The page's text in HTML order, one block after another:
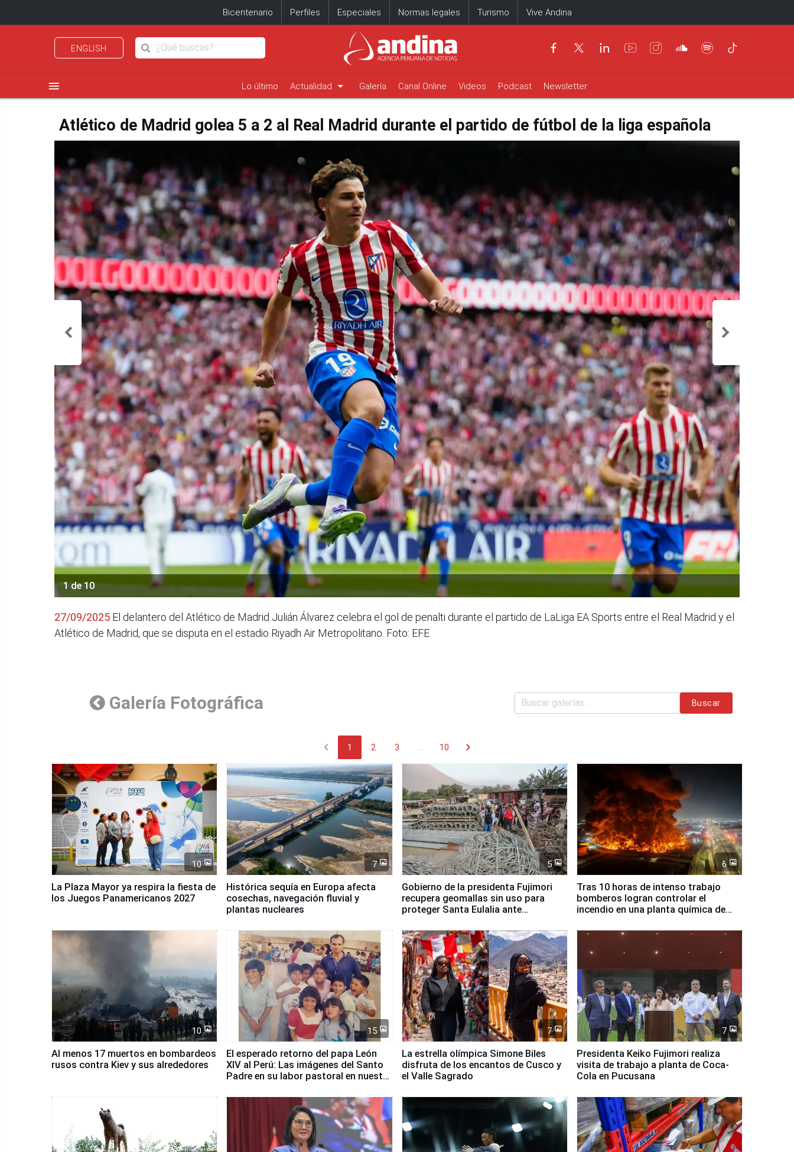
Bicentenario Perfiles Especiales Normas legales Turismo Vive Andina
ENGLISH
menu Lo último Actualidad arrow_drop_down Galería Canal Online Videos Podcast Newsletter
Atlético de Madrid golea 5 a 2 al Real Madrid durante el partido de fútbol de la liga española
1 de 10
27/09/2025 El delantero del Atlético de Madrid Julián Álvarez celebra el gol de penalti durante el partido de LaLiga EA Sports entre el Real Madrid y el
Atlético de Madrid, que se disputa en el estadio Riyadh Air Metropolitano. Foto: EFE
Galería Fotográfica Buscar
chevron_left 1 2 3 10 chevron_right
10
La Plaza Mayor ya respira la fiesta de
los Juegos Panamericanos 2027
7
Histórica sequía en Europa afecta
cosechas, navegación fluvial y
plantas nucleares
5
Gobierno de la presidenta Fujimori
recupera geomallas sin uso para
proteger Santa Eulalia ante
6
Tras 10 horas de intenso trabajo
bomberos logran controlar el
incendio en una planta química de
10
Al menos 17 muertos en bombardeos
rusos contra Kiev y sus alrededores
15
El esperado retorno del papa León
XIV al Perú: Las imágenes del Santo
Padre en su labor pastoral en nuestro
7
La estrella olímpica Simone Biles
disfruta de los encantos de Cusco y
el Valle Sagrado
7
Presidenta Keiko Fujimori realiza
visita de trabajo a planta de Coca-
Cola en Pucusana